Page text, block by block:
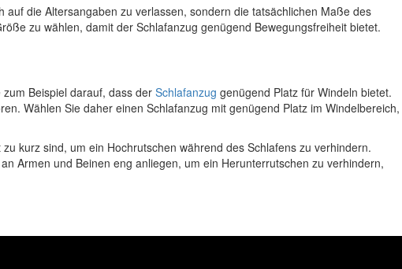
die Altersangaben zu verlassen, sondern die tatsächlichen Maße des
zu wählen, damit der Schlafanzug genügend Bewegungsfreiheit bietet.
Beispiel darauf, dass der Schlafanzug genügend Platz für Windeln bietet.
Wählen Sie daher einen Schlafanzug mit genügend Platz im Windelbereich,
kurz sind, um ein Hochrutschen während des Schlafens zu verhindern.
Armen und Beinen eng anliegen, um ein Herunterrutschen zu verhindern,